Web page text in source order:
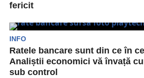
fericit
nu numai florile de ghiocei
INFO
Ratele bancare sunt din ce în
Analiștii economici vă învață
sub control